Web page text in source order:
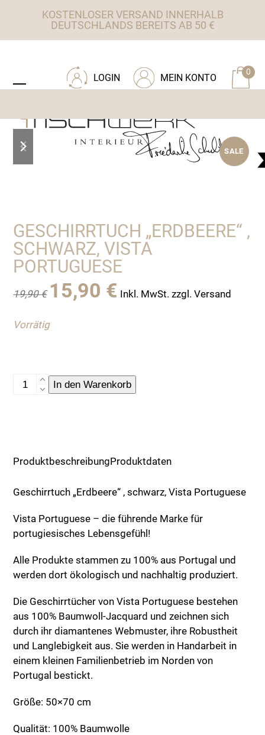
KOSTENLOSER VERSAND INNERHALB
DEUTSCHLANDS BEREITS AB 50 €
0
MEIN KONTO
LOGIN
mobile
mobile
SALE
slide
slide
GESCHIRRTUCH „ERDBEERE“ ,
SCHWARZ, VISTA
PORTUGUESE
19,90€
Ursprünglicher
Preis
19,90 €
15,90 € Preis
Inkl. MwSt. zzgl. Versand
Vorrätig
Geschirrtuch
"Erdbeere"
Portuguese
In den Warenkorb
ProduktbeschreibungProduktdaten
Geschirrtuch „Erdbeere“ , schwarz, Vista Portuguese
Vista Portuguese – die führende Marke für
portugiesisches Lebensgefühl!
Alle Produkte stammen zu 100% aus Portugal und
werden dort ökologisch und nachhaltig produziert.
Die Geschirrtücher von Vista Portuguese bestehen
aus 100% Baumwoll-Jacquard und zeichnen sich
durch ihr diamantenes Webmuster, ihre Robustheit
und Langlebigkeit aus. Sie werden in Handarbeit in
einem kleinen Familienbetrieb im Norden von
Portugal bestickt.
Größe: 50×70 cm
Qualität: 100% Baumwolle